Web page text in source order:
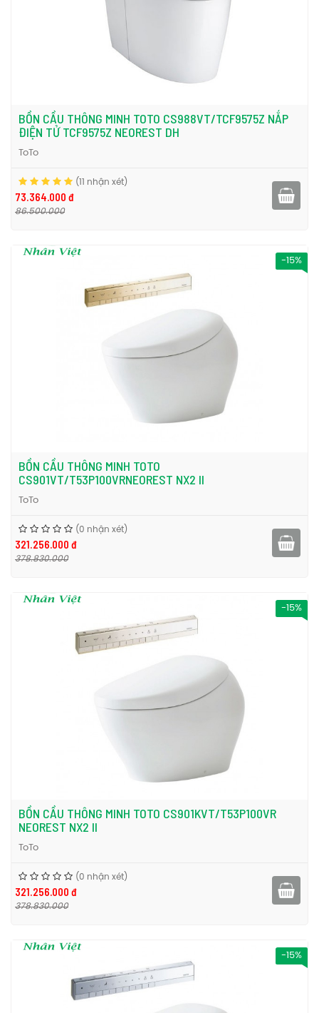
BỒN CẦU THÔNG MINH TOTO CS988VT/TCF9575Z NẮP
ĐIỆN TỬ TCF9575Z NEOREST DH
ToTo
(11 nhận xét)
73.364.000 đ
86.500.000
-15%
BỒN CẦU THÔNG MINH TOTO
CS901VT/T53P100VRNEOREST NX2 II
ToTo
(0 nhận xét)
321.256.000 đ
378.830.000
-15%
BỒN CẦU THÔNG MINH TOTO CS901KVT/T53P100VR
NEOREST NX2 II
ToTo
(0 nhận xét)
321.256.000 đ
378.830.000
-15%